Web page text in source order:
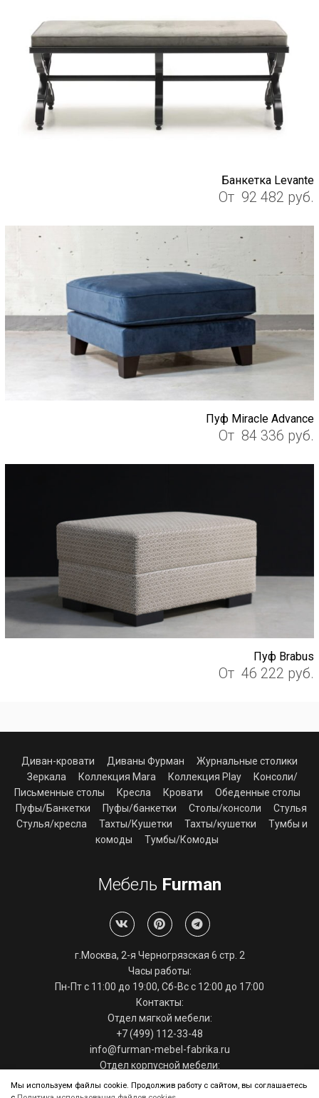
Банкетка Levante
От 92 482 руб.
Пуф Miracle Advance
От 84 336 руб.
Пуф Brabus
От 46 222 руб.
Мы используем файлы cookie. Продолжив работу с сайтом, вы соглашаетесь
Диван-кровати Диваны Фурман
Журнальные столики
Зеркала
Коллекция Mara Коллекция Play
Консоли/
Письменные столы
Кресла Кровати
Обеденные столы
Пуфы/Банкетки
Пуфы/банкетки Столы/консоли
Стулья
Стулья/кресла
Тахты/Кушетки Тахты/кушетки
Тумбы и
комоды
Тумбы/Комоды
Мебель Furman
г.Москва, 2-я Черногрязская 6 стр. 2
Часы работы:
Пн-Пт с 11:00 до 19:00, Сб-Вс с 12:00 до 17:00
Контакты:
Отдел мягкой мебели:
+7 (499) 112-33-48
info@furman-mebel-fabrika.ru
Отдел корпусной мебели:
+7 (495) 286-29-39